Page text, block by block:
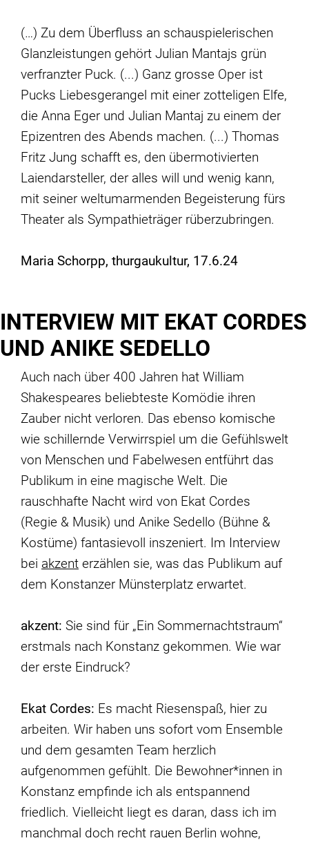
(…) Zu dem Überfluss an schauspielerischen
Glanzleistungen gehört Julian Mantajs grün
verfranzter Puck. (...) Ganz grosse Oper ist
Pucks Liebesgerangel mit einer zotteligen Elfe,
die Anna Eger und Julian Mantaj zu einem der
Epizentren des Abends machen. (...) Thomas
Fritz Jung schafft es, den übermotivierten
Laiendarsteller, der alles will und wenig kann,
mit seiner weltumarmenden Begeisterung fürs
Theater als Sympathieträger rüberzubringen.
Maria Schorpp, thurgaukultur, 17.6.24
INTERVIEW MIT EKAT CORDES
UND ANIKE SEDELLO
Auch nach über 400 Jahren hat William
Shakespeares beliebteste Komödie ihren
Zauber nicht verloren. Das ebenso komische
wie schillernde Verwirrspiel um die Gefühlswelt
von Menschen und Fabelwesen entführt das
Publikum in eine magische Welt. Die
rauschhafte Nacht wird von Ekat Cordes
(Regie & Musik) und Anike Sedello (Bühne &
Kostüme) fantasievoll inszeniert. Im Interview
bei akzent erzählen sie, was das Publikum auf
dem Konstanzer Münsterplatz erwartet.
akzent: Sie sind für „Ein Sommernachtstraum“
erstmals nach Konstanz gekommen. Wie war
der erste Eindruck?
Ekat Cordes: Es macht Riesenspaß, hier zu
arbeiten. Wir haben uns sofort vom Ensemble
und dem gesamten Team herzlich
aufgenommen gefühlt. Die Bewohner*innen in
Konstanz empfinde ich als entspannend
friedlich. Vielleicht liegt es daran, dass ich im
manchmal doch recht rauen Berlin wohne,